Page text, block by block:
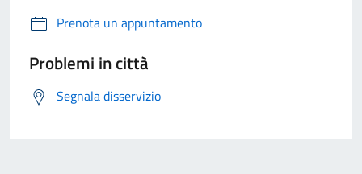
Prenota un appuntamento
Problemi in città
Segnala disservizio